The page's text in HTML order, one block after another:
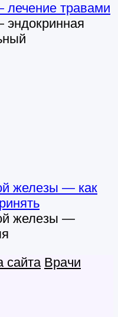
травами
железы — как
железы —
сайта Врачи